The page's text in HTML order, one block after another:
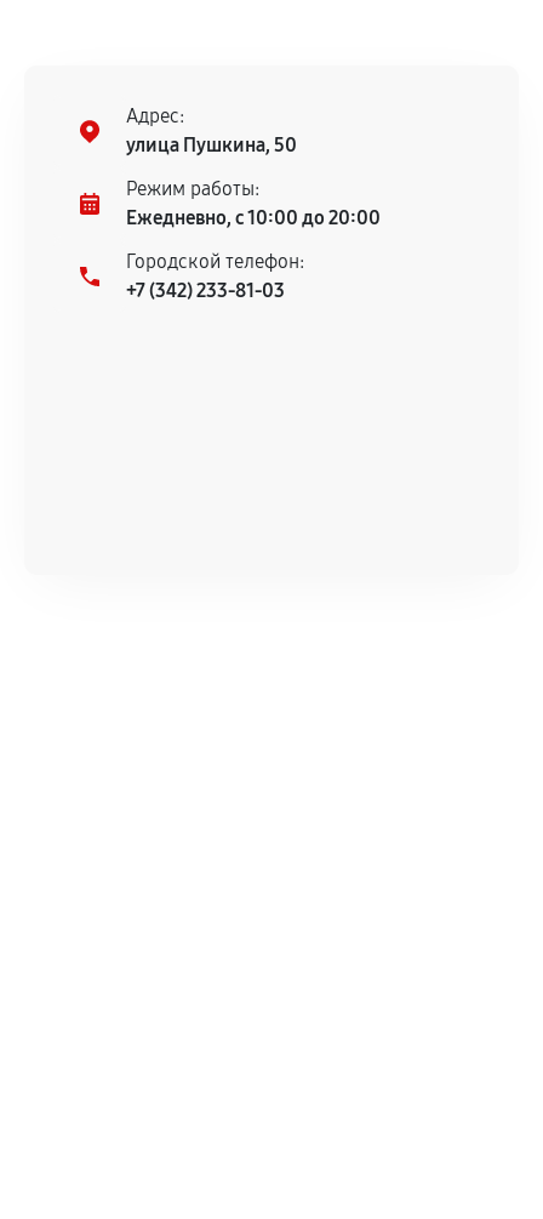
Адрес:
улица Пушкина, 50
Режим работы:
Ежедневно, с 10:00 до 20:00
Городской телефон:
+7 (342) 233-81-03